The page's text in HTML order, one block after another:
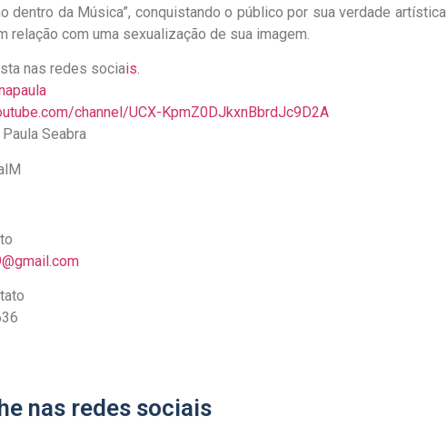
dentro da Música”, conquistando o público por sua verdade artística
relação com uma sexualização de sua imagem.
nas redes sociais.
channel/UCX-KpmZ0DJkxnBbrdJc9D2A
Seabra
nas redes sociais